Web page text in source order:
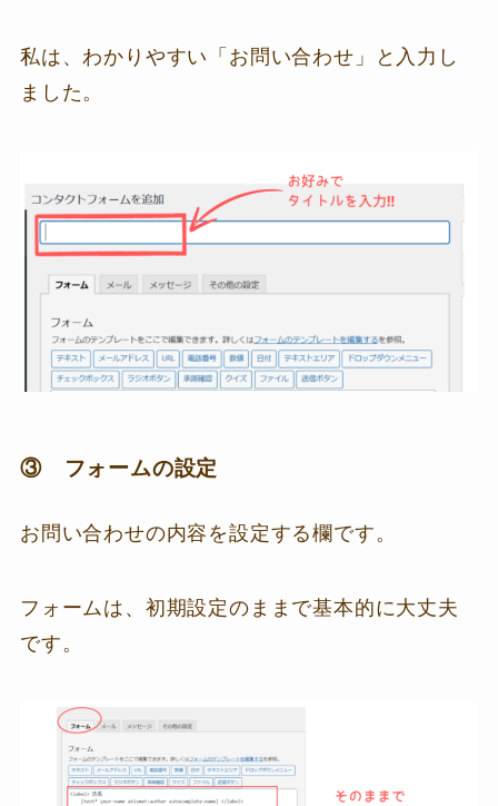
私は、わかりやすい「お問い合わせ」と入力し
ました。
③ フォームの設定
お問い合わせの内容を設定する欄です。
フォームは、初期設定のままで基本的に大丈夫
です。